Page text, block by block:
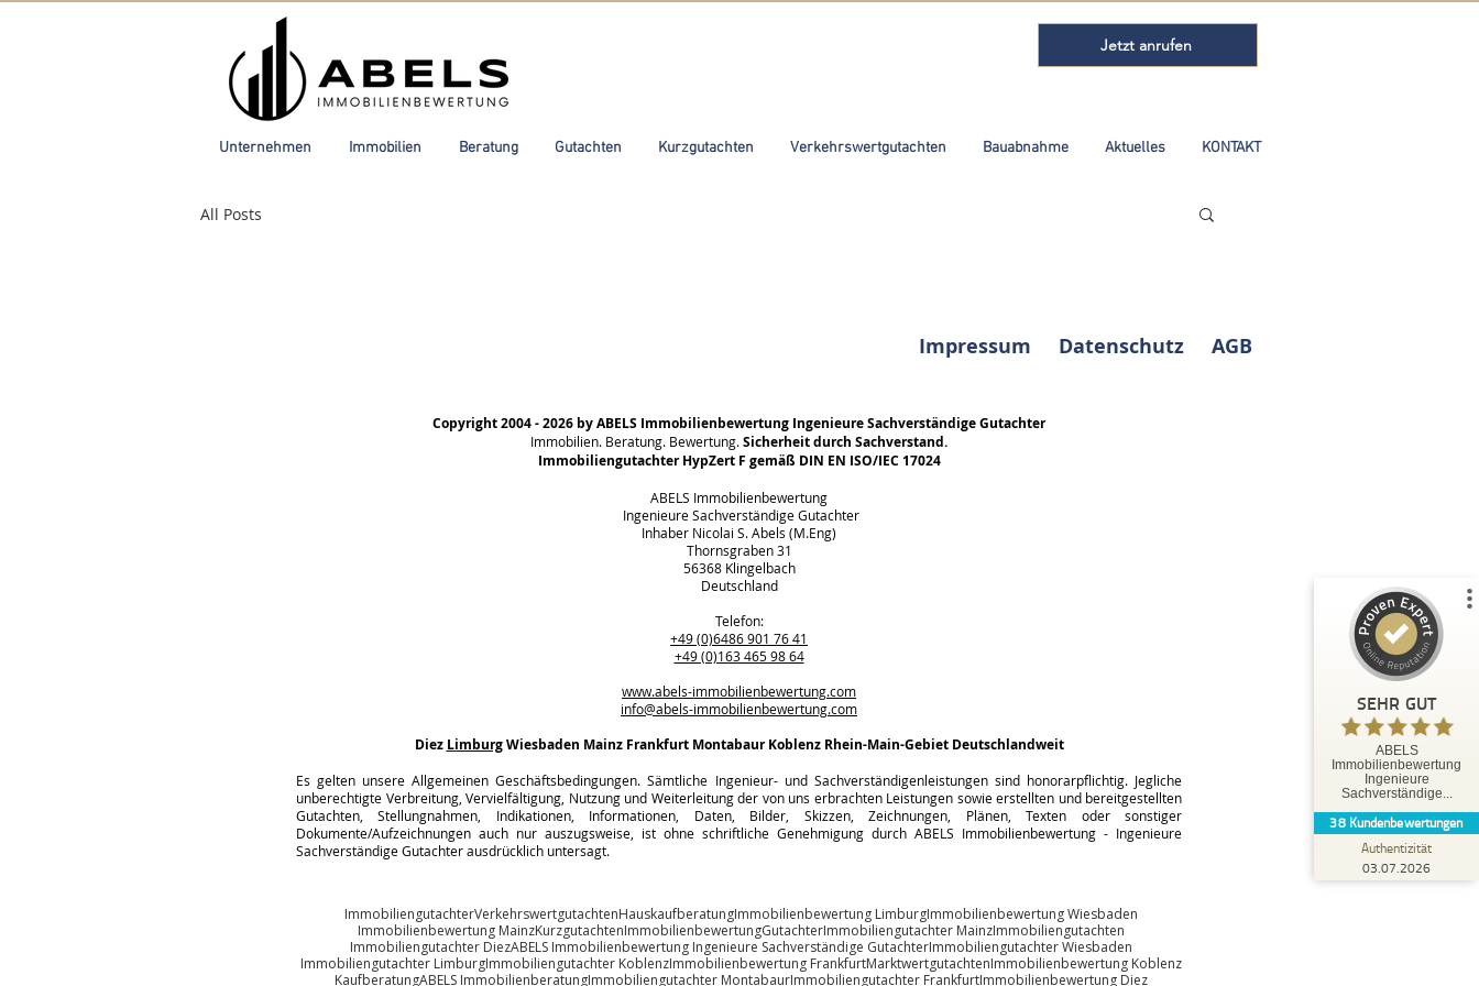
Jetzt anrufen
Unternehmen Immobilien Beratung Gutachten Kurzgutachten Verkehrswertgutachten Bauabnahme Aktuelles KONTAKT
All Posts
Impressum Datenschutz AGB
Copyright 2004 - 2026 by ABELS Immobilienbewertung Ingenieure Sachverständige Gutachter
Immobilien. Beratung. Bewertung.Sicherheit durch Sachverstand.
Immobiliengutachter HypZert F gemäß DIN EN ISO/IEC 17024
ABELS Immobilienbewertung
Ingenieure Sachverständige Gutachter
Inhaber Nicolai S. Abels (M.Eng)
Thornsgraben 31
56368 Klingelbach
Deutschland
Telefon:
+49 (0)6486 901 76 41
+49 (0)163 465 98 64
www.abels-immobilienbewertung.com
info@abels-immobilienbewertung.com
Diez LimburgWiesbaden Mainz Frankfurt Montabaur Koblenz Rhein-Main-Gebiet Deutschlandweit
Es gelten unsere Allgemeinen Geschäftsbedingungen. Sämtliche Ingenieur- und Sachverständigenleistungen sind honorarpflichtig. Jegliche
unberechtigte Verbreitung, Vervielfältigung, Nutzung und Weiterleitung der von uns erbrachten Leistungen sowie erstellten und bereitgestellten
Gutachten, Stellungnahmen, Indikationen, Informationen, Daten, Bilder, Skizzen, Zeichnungen, Plänen, Texten oder sonstiger
Dokumente/Aufzeichnungen auch nur auszugsweise, ist ohne schriftliche Genehmigung durch ABELS Immobilienbewertung - Ingenieure
Sachverständige Gutachter ausdrücklich untersagt.
ImmobiliengutachterVerkehrswertgutachtenHauskaufberatungImmobilienbewertung LimburgImmobilienbewertung Wiesbaden
Immobilienbewertung MainzKurzgutachtenImmobilienbewertungGutachterImmobiliengutachter MainzImmobiliengutachten
Immobiliengutachter DiezABELS Immobilienbewertung Ingenieure Sachverständige GutachterImmobiliengutachter Wiesbaden
Immobiliengutachter LimburgImmobiliengutachter KoblenzImmobilienbewertung FrankfurtMarktwertgutachtenImmobilienbewertung Koblenz
KaufberatungABELS ImmobilienberatungImmobiliengutachter MontabaurImmobiliengutachter FrankfurtImmobilienbewertung Diez
SEHR GUT
ABELS
Immobilienbewertung
Ingenieure
Sachverständige...
38 Kundenbewertungen
Authentizität
03.07.2026
3
Bewertungen auf
ProvenExpert.com
Blick aufs ProvenExpert-Profil werfen
Tobias O.
5,00
bestens betreut. Die Leistungen von Herrn
Abels können wir ausdr...